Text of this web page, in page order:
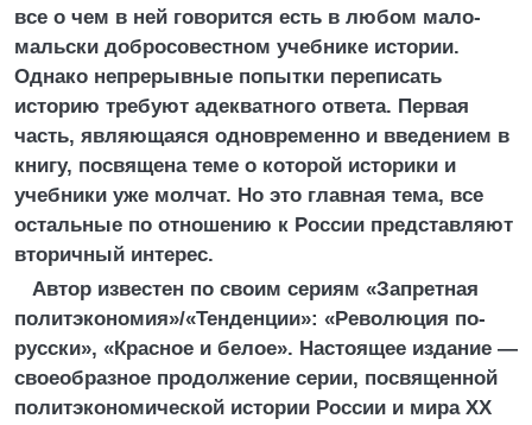
все о чем в ней говорится есть в любом мало-
мальски добросовестном учебнике истории.
Однако непрерывные попытки переписать
историю требуют адекватного ответа. Первая
часть, являющаяся одновременно и введением в
книгу, посвящена теме о которой историки и
учебники уже молчат. Но это главная тема, все
остальные по отношению к России представляют
вторичный интерес.
Автор известен по своим сериям «Запретная
политэкономия»/«Тенденции»: «Революция по-
русски», «Красное и белое». Настоящее издание —
своеобразное продолжение серии, посвященной
политэкономической истории России и мира XX